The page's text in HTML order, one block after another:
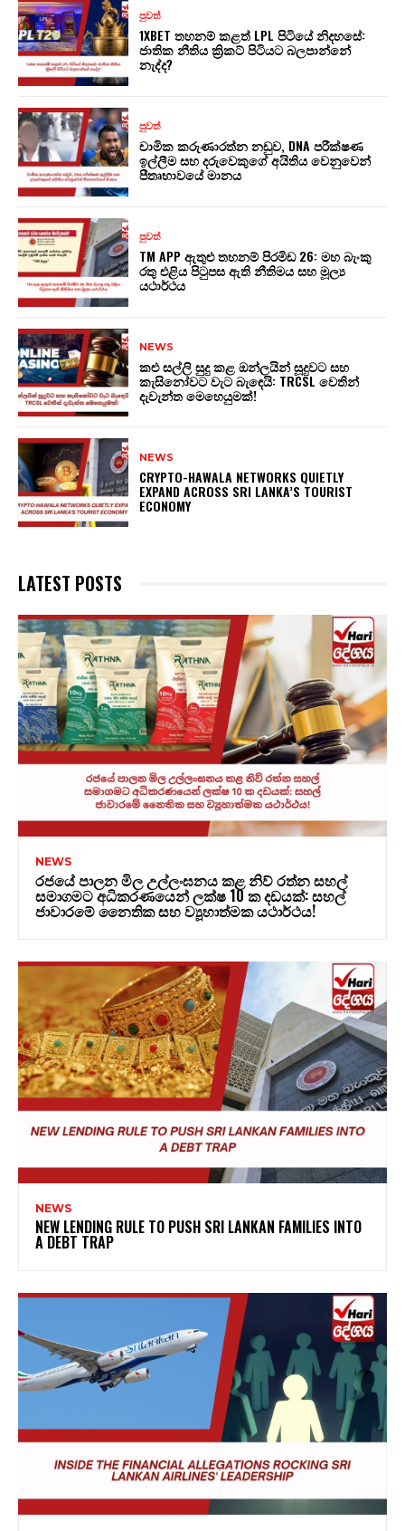
පුවත්
1XBET තහනම් කළත් LPL පිටියේ නිදහසේ:
ජාතික නීතිය ක්‍රිකට් පිටියට බලපාන්නේ
නැද්ද?
පුවත්
චාමික කරුණාරත්න නඩුව, DNA පරීක්ෂණ
ඉල්ලීම සහ දරුවෙකුගේ අයිතිය වෙනුවෙන්
පීතෘභාවයේ මානය
පුවත්
TM APP ඇතුළු තහනම් පිරමිඩ 26: මහ බැංකු
රතු එළිය පිටුපස ඇති නීතිමය සහ මූල්‍ය
යථාර්ථය
NEWS
කළු සල්ලි සුදු කළ ඔන්ලයින් සූදුවට සහ
කැසිනෝවට වැට බැඳෙයි: TRCSL වෙතින්
දැවැන්ත මෙහෙයුමක්!
NEWS
CRYPTO-HAWALA NETWORKS QUIETLY
EXPAND ACROSS SRI LANKA’S TOURIST
ECONOMY
LATEST POSTS
NEWS
රජයේ පාලන මිල උල්ලංඝනය කළ නිව් රත්න සහල්
සමාගමට අධිකරණයෙන් ලක්ෂ 10 ක දඩයක්: සහල්
ජාවාරමේ නෛතික සහ ව්‍යූහාත්මක යථාර්ථය!
NEWS
NEW LENDING RULE TO PUSH SRI LANKAN FAMILIES INTO
A DEBT TRAP